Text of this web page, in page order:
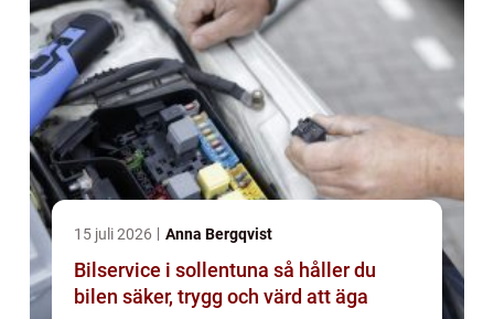
15 juli 2026 Anna Bergqvist
Bilservice i sollentuna så håller du
bilen säker, trygg och värd att äga